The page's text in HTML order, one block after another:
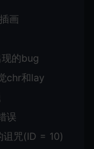
画
现的bug
chr和lay
误
诅咒(ID = 10)